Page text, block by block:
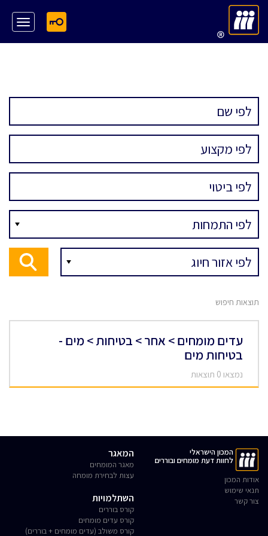
תוצאות חיפוש
עדים מומחים > אחר > בטיחות > מים -
בטיחות מים
נמצאו 0 תוצאות
המכון הישראלי
לחוות דעת מומחים ובוררים
אודות המכון
תנאי שימוש
צור קשר
המאגר
מאגר המומחים
עצות לבחירת מומחה
השתלמויות
קורס בוררים
קורס עדים מומחים
קורס משולב (עדים מומחים + בוררים)